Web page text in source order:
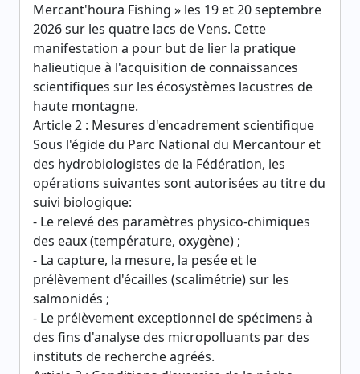
Mercant'houra Fishing » les 19 et 20 septembre
2026 sur les quatre lacs de Vens. Cette
manifestation a pour but de lier la pratique
halieutique à l'acquisition de connaissances
scientifiques sur les écosystèmes lacustres de
haute montagne.
Article 2 : Mesures d'encadrement scientifique
Sous l'égide du Parc National du Mercantour et
des hydrobiologistes de la Fédération, les
opérations suivantes sont autorisées au titre du
suivi biologique:
- Le relevé des paramètres physico-chimiques
des eaux (température, oxygène) ;
- La capture, la mesure, la pesée et le
prélèvement d'écailles (scalimétrie) sur les
salmonidés ;
- Le prélèvement exceptionnel de spécimens à
des fins d'analyse des micropolluants par des
instituts de recherche agréés.